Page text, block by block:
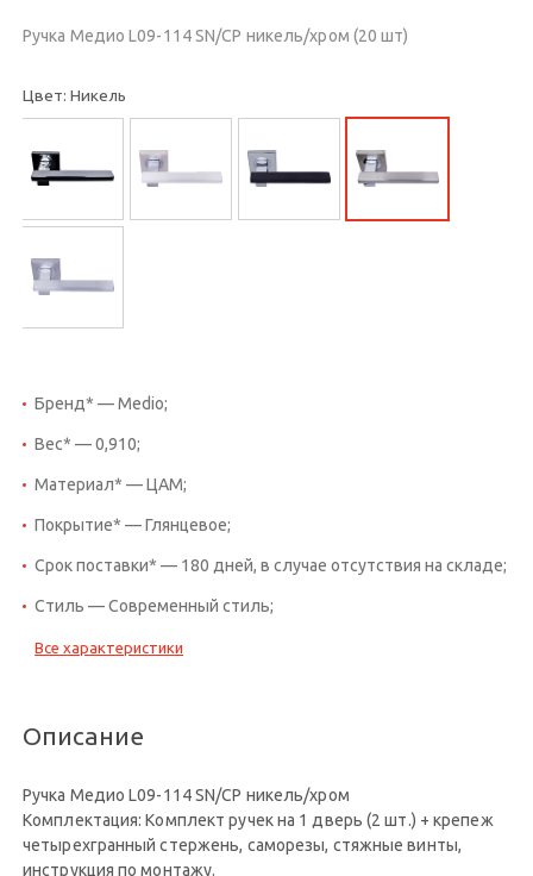
Ручка Медио L09-114 SN/CP никель/хром (20 шт)
Цвет: Никель
Бренд* — Medio;
Вес* — 0,910;
Материал* — ЦАМ;
Покрытие* — Глянцевое;
Срок поставки* — 180 дней, в случае отсутствия на складе;
Стиль — Современный стиль;
Все характеристики
Описание
Ручка Медио L09-114 SN/CP никель/хром
Комплектация: Комплект ручек на 1 дверь (2 шт.) + крепеж
четырехгранный стержень, саморезы, стяжные винты,
инструкция по монтажу.